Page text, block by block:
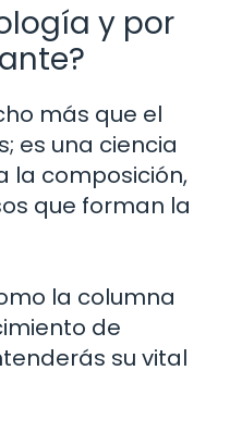
y por
más que el
es una ciencia
la composición,
que forman la
la columna
de
su vital